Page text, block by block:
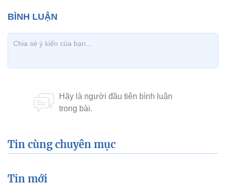
Tin cùng chuyên mục
Tin mới